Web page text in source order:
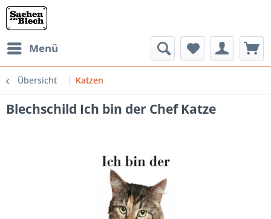
Menü
Übersicht Katzen
Blechschild Ich bin der Chef Katze